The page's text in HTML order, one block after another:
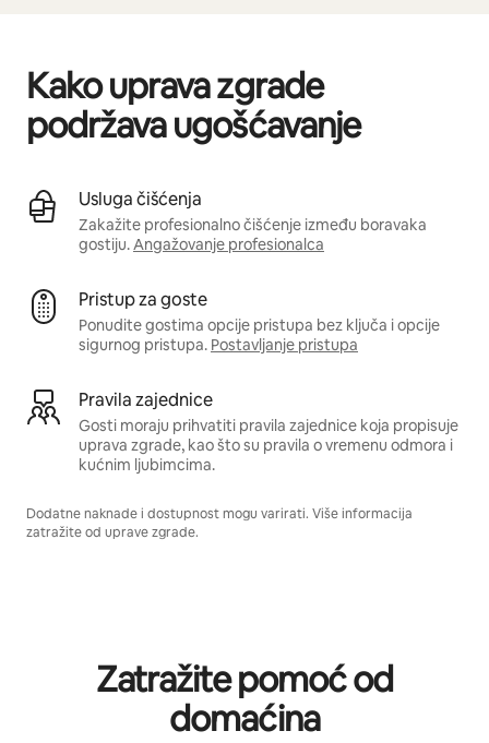
Kako uprava zgrade
podržava ugošćavanje
Usluga čišćenja
Zakažite profesionalno čišćenje između boravaka
gostiju.Angažovanje profesionalca
Pristup za goste
Ponudite gostima opcije pristupa bez ključa i opcije
sigurnog pristupa. Postavljanje pristupa
Pravila zajednice
Gosti moraju prihvatiti pravila zajednice koja propisuje
uprava zgrade, kao što su pravila o vremenu odmora i
kućnim ljubimcima.
Dodatne naknade i dostupnost mogu varirati. Više informacija
zatražite od uprave zgrade.
Zatražite pomoć od
domaćina